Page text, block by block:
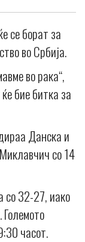
се борат за
во Србија.
во рака“,
бие битка за
Данска и
со 14
со 32-27, иако
часот.